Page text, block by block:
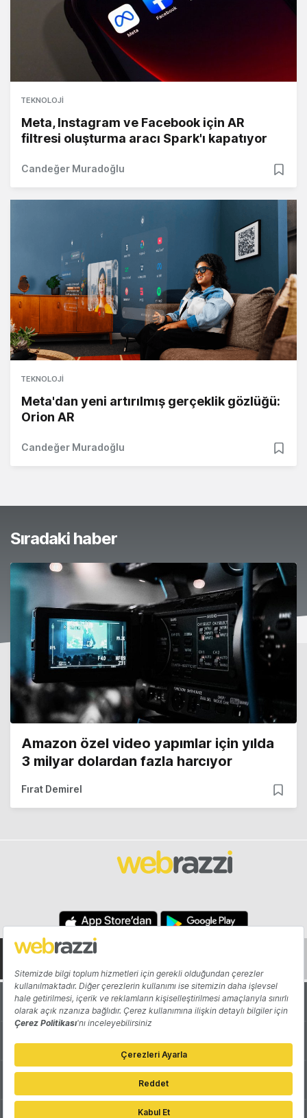
TEKNOLOJI
Meta, Instagram ve Facebook için AR
filtresi oluşturma aracı Spark'ı kapatıyor
Candeğer Muradoğlu
TEKNOLOJI
Meta'dan yeni artırılmış gerçeklik gözlüğü:
Orion AR
Candeğer Muradoğlu
Sıradaki haber
Amazon özel video yapımlar için yılda
3 milyar dolardan fazla harcıyor
Fırat Demirel
Hakkında Yazarlar
Katkıda Bulun Reklam